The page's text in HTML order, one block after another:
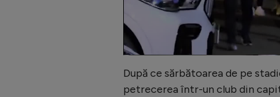
După ce sărbătoarea de pe
petrecerea într-un club din